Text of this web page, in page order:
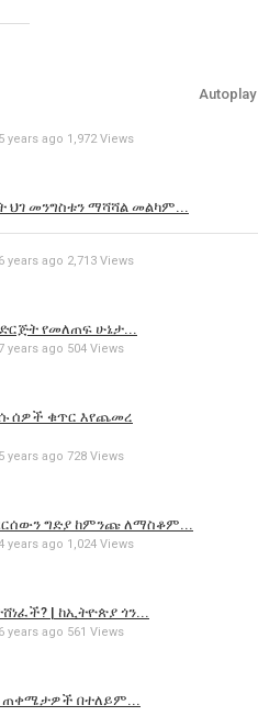
Autoplay
መንግስቱን ማሻሻል መልካም...
5 years ago 1,972 Views
የመለጠፍ ሁኔታ...
6 years ago 2,713 Views
ሰዎች ቁጥር እየጨመረ
7 years ago 504 Views
ግድያ ከምንጩ ለማስቆም...
5 years ago 728 Views
| ከኢትዮጵያ ጎን...
years ago 1,024 Views
ጠቀሜታዎች በተለይም...
6 years ago 561 Views
Report this video